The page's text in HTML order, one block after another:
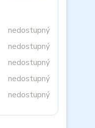
nedostupný
nedostupný
nedostupný
nedostupný
nedostupný